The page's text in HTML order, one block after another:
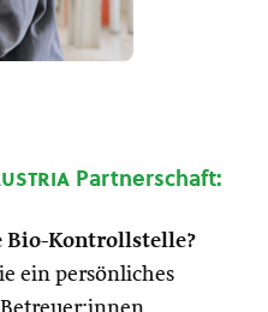
Partnerschaft:
Bio-Kontrollstelle?
ein persönliches